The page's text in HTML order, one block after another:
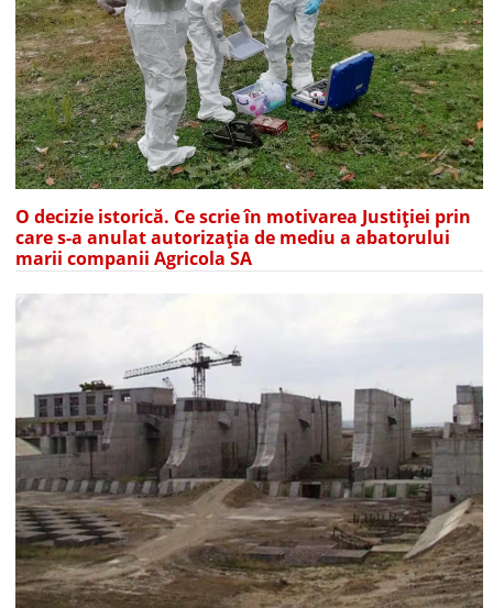
O decizie istorică. Ce scrie în motivarea Justiției prin
care s-a anulat autorizația de mediu a abatorului
marii companii Agricola SA